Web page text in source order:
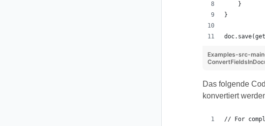
    }
}
Examples-src-
Das folgende
konvertiert
// For